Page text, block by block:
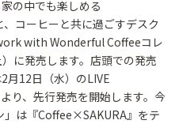
の中でも楽しめる
、コーヒーと共に過ごすデスク
with Wonderful Coffeeコレ
に発売します。店頭での発売
月12日（水）のLIVE
り、先行発売を開始します。今
」は『Coffee×SAKURA』をテ